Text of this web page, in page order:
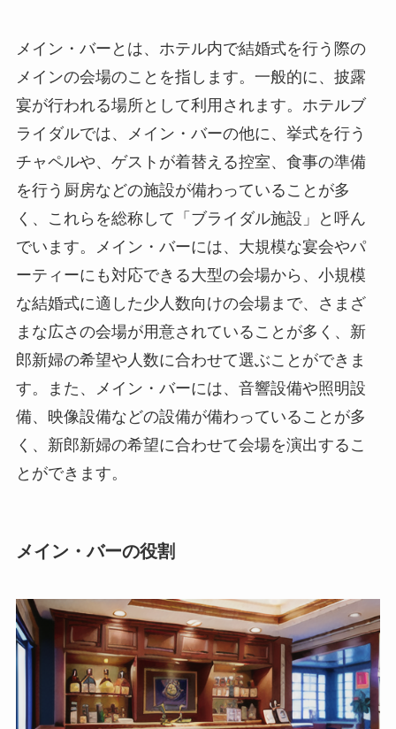
メイン・バーとは、ホテル内で結婚式を行う際の
メインの会場のこと を指します。一般的に、披露
宴が行われる場所として利用されます。ホテルブ
ライダルでは、メイン・バーの他に、挙式を行う
チャペルや、ゲストが着替える控室、食事の準備
を行う厨房などの施設が備わっていることが多
く、これらを総称して「ブライダル施設」と呼ん
でいます。メイン・バーには、大規模な宴会やパ
ーティーにも対応できる大型の会場から、小規模
な結婚式に適した少人数向けの会場まで、さまざ
まな広さの会場が用意されていることが多く、新
郎新婦の希望や人数に合わせて選ぶことができま
す。また、メイン・バーには、音響設備や照明設
備、映像設備などの設備が備わっていることが多
く、新郎新婦の希望に合わせて会場を演出するこ
とができます。
メイン・バーの役割